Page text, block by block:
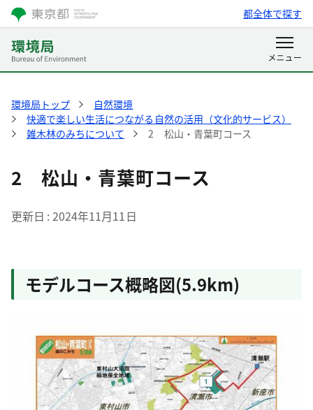
都全体で探す
環境局トップ
自然環境
快適で楽しい生活につながる自然の活用（文化的サービス）
雑木林のみちについて
2 松山・青葉町コース
2 松山・青葉町コース
更新日 2024年11月11日
モデルコース概略図(5.9km)